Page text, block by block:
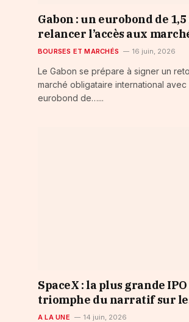
Gabon : un eurobond de
relancer l’accès aux
BOURSES ET MARCHÉS 16 juin, 2026
Le Gabon se prépare à signer un
marché obligataire international avec
eurobond de…...
SpaceX : la plus grande
triomphe du narratif sur
A LA UNE 14 juin, 2026